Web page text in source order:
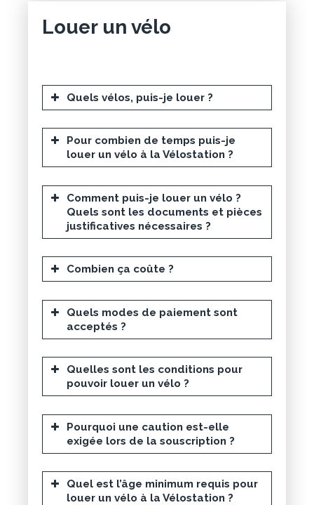
Louer un vélo
Quels vélos, puis-je louer ?
Pour combien de temps puis-je
louer un vélo à la Vélostation ?
Comment puis-je louer un vélo ?
Quels sont les documents et pièces
justificatives nécessaires ?
Combien ça coûte ?
Quels modes de paiement sont
acceptés ?
Quelles sont les conditions pour
pouvoir louer un vélo ?
Pourquoi une caution est-elle
exigée lors de la souscription ?
Quel est l’âge minimum requis pour
louer un vélo à la Vélostation ?